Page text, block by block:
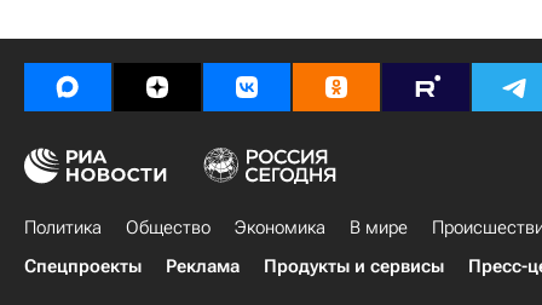
Политика Общество Экономика В мире
Спецпроекты
Реклама Продукты и сервисы Пресс-